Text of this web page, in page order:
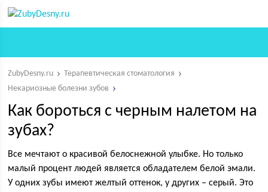
ZubyDesny.ru
Терапевтическая стоматология
Некариозные болезни зубов
Как бороться с черным налетом на
зубах?
Все мечтают о красивой белоснежной улыбке. Но только
малый процент людей является обладателем белой эмали.
У одних зубы имеют желтый оттенок, у других – серый. Это